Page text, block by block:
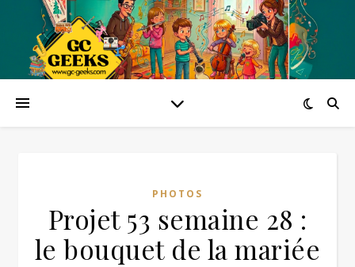
PHOTOS
Projet 53 semaine 28 :
le bouquet de la mariée